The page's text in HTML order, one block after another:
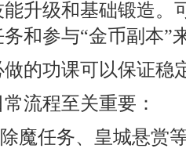
升级和基础锻造。
和参与“金币副本”
的功课可以保证稳
流程至关重要：
魔任务、皇城悬赏